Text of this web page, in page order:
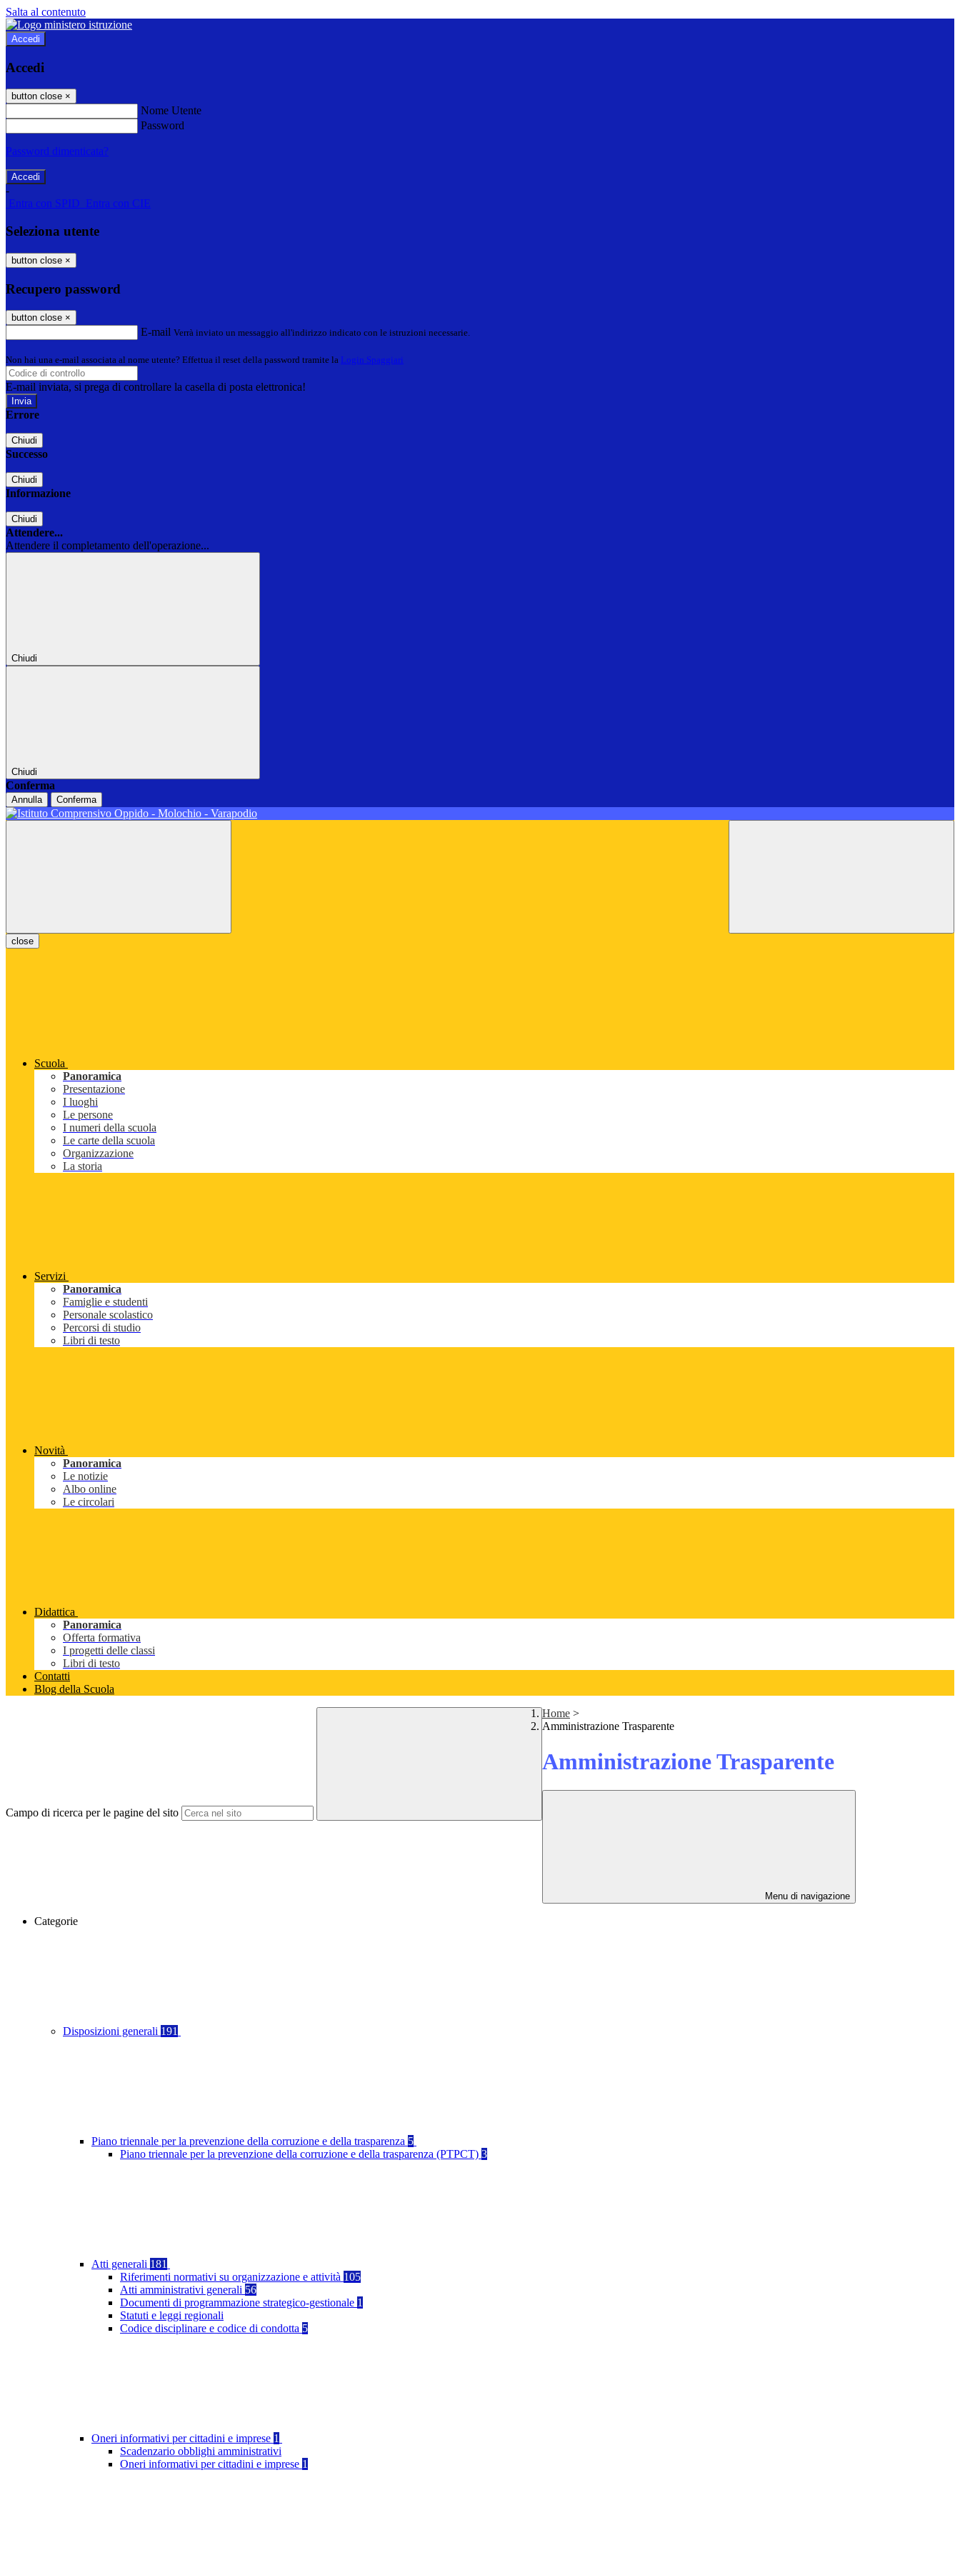
Salta al contenuto
Accedi
Accedi
button close ×
Nome Utente
Password
Password dimenticata?
-
Entra con SPID Entra con CIE
Seleziona utente
button close ×
Recupero password
button close ×
E-mail Verrà inviato un messaggio all'indirizzo indicato con le istruzioni necessarie.
Non hai una e-mail associata al nome utente? Effettua il reset della password tramite la Login Spaggiari
E-mail inviata, si prega di controllare la casella di posta elettronica!
Errore
Chiudi
Successo
Chiudi
Informazione
Chiudi
Attendere...
Attendere il completamento dell'operazione...
Chiudi
Chiudi
Conferma
Annulla Conferma
close
Scuola
Panoramica
Presentazione
I luoghi
Le persone
I numeri della scuola
Le carte della scuola
Organizzazione
La storia
Servizi
Panoramica
Famiglie e studenti
Personale scolastico
Percorsi di studio
Libri di testo
Novità
Panoramica
Le notizie
Albo online
Le circolari
Didattica
Panoramica
Offerta formativa
I progetti delle classi
Libri di testo
Contatti
Blog della Scuola
Campo di ricerca per le pagine del sito
Home >
Amministrazione Trasparente
Amministrazione Trasparente
Menu di navigazione
Categorie
Disposizioni generali 191
Piano triennale per la prevenzione della corruzione e della trasparenza 5
Piano triennale per la prevenzione della corruzione e della trasparenza (PTPCT) 3
Atti generali 181
Riferimenti normativi su organizzazione e attività 105
Atti amministrativi generali 56
Documenti di programmazione strategico-gestionale 1
Statuti e leggi regionali
Codice disciplinare e codice di condotta 5
Oneri informativi per cittadini e imprese 1
Scadenzario obblighi amministrativi
Oneri informativi per cittadini e imprese 1